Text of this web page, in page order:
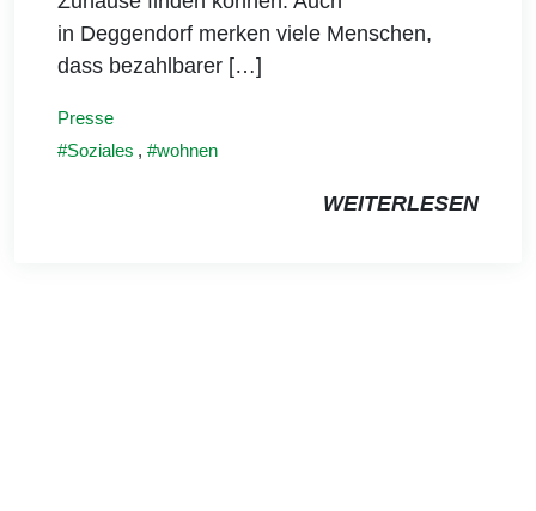
in Deggendorf merken viele Menschen,
dass bezahlbarer […]
Presse
Soziales , wohnen
WEITERLESEN